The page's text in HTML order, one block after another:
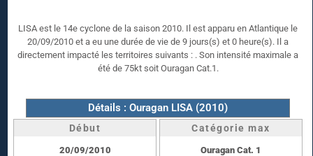
LISA est le 14e cyclone de la saison 2010. Il est apparu en Atlantique le
20/09/2010 et a eu une durée de vie de 9 jours(s) et 0 heure(s). Il a
directement impacté les territoires suivants : . Son intensité maximale a
été de 75kt soit Ouragan Cat.1.
Détails : Ouragan LISA (2010)
Début
20/09/2010
Catégorie max
Ouragan Cat. 1